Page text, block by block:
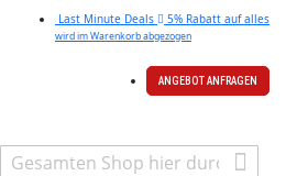
Last Minute Deals 5% Rabatt auf alles
wird im Warenkorb abgezogen
ANGEBOT ANFRAGEN